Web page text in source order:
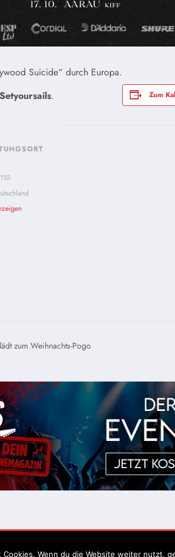
Suicide“ durch Europa.
Setyoursails. Zum
zum Weihnachts-Pogo
Impressum
Cookies. Wenn du die Website weiter nutzt,